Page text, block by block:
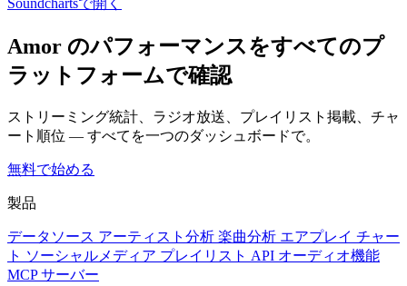
Soundchartsで開く
Amor のパフォーマンスをすべてのプ
ラットフォームで確認
ストリーミング統計、ラジオ放送、プレイリスト掲載、チャ
ート順位 — すべてを一つのダッシュボードで。
無料で始める
製品
データソース アーティスト分析 楽曲分析 エアプレイ チャー
ト ソーシャルメディア プレイリスト API オーディオ機能
MCP サーバー